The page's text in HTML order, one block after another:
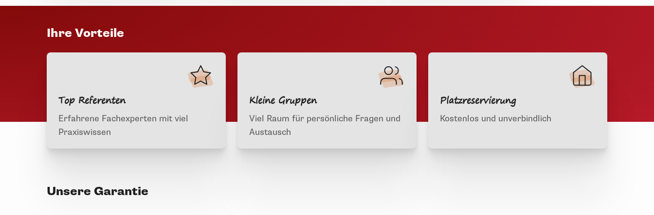
Ihre Vorteile
Top Referenten
Erfahrene Fachexperten mit viel
Praxiswissen
Kleine Gruppen
Viel Raum für persönliche Fragen und
Austausch
Platzreservierung
Kostenlos und unverbindlich
Unsere Garantie